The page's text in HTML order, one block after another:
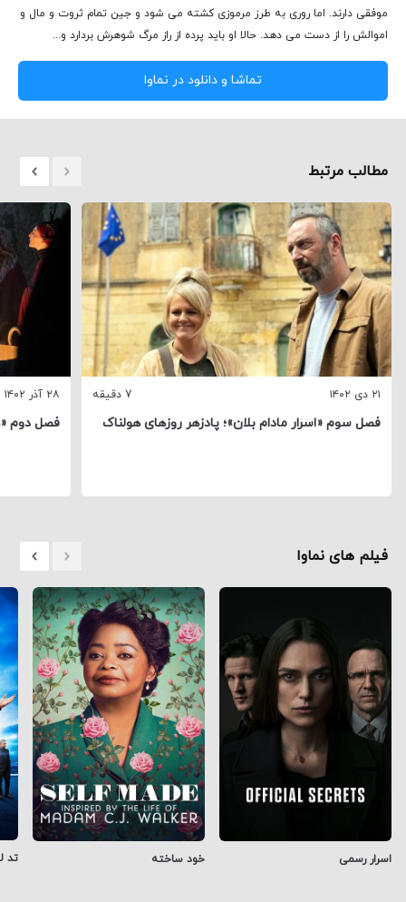
موفقی دارند. اما روری به طرز مرموزی کشته می شود و جین تمام ثروت و مال و
اموالش را از دست می دهد. حالا او باید پرده از راز مرگ شوهرش بردارد و...
تماشا و دانلود در نماوا
مطالب مرتبط
۲۱ دی ۱۴۰۲ 7 دقیقه
فصل سوم «اسرار مادام بلان»؛ پادزهر روزهای هولناک
۲۸ آذر ۱۴۰۲
فصل دوم
فیلم های نماوا
اسرار رسمی خود ساخته تد